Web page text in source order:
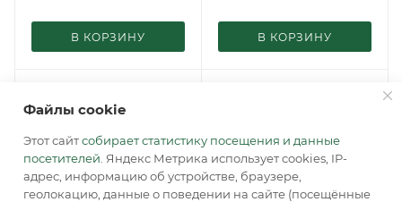
В КОРЗИНУ В КОРЗИНУ
Файлы cookie
Этот сайтсобирает статистику посещения и данные
посетителей . Яндекс Метрика использует cookies, IP-
адрес, информацию об устройстве, браузере,
геолокацию, данные о поведении на сайте (посещённые